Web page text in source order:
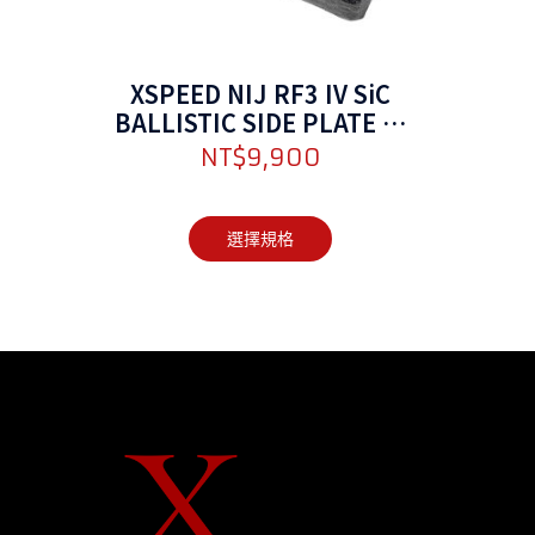
XSPEED NIJ RF3 IV SiC
BALLISTIC SIDE PLATE 防
彈側板
NT$9,900
選擇規格